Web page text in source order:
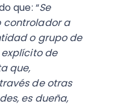
que: “Se
controlador a
o grupo de
de
que,
de otras
es dueña,